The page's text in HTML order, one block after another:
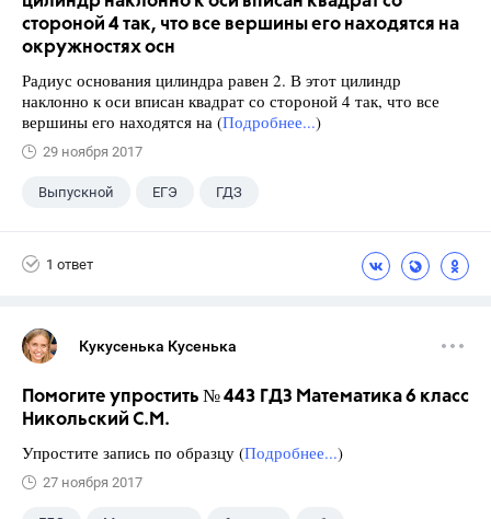
стороной 4 так, что все вершины его находятся на
окружностях осн
Радиус основания цилиндра равен 2. В этот цилиндр
наклонно к оси вписан квадрат со стороной 4 так, что все
вершины его находятся на (Подробнее...)
29 ноября 2017
Выпускной ЕГЭ ГДЗ
1 ответ
Кукусенька Кусенька
Помогите упростить № 443 ГДЗ Математика 6 класс
Никольский С.М.
Упростите запись по образцу (Подробнее...)
27 ноября 2017